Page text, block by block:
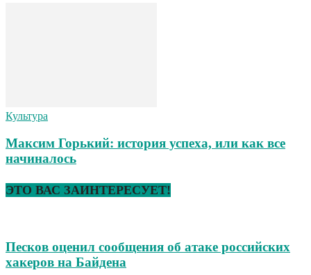
Культура
Максим Горький: история успеха, или как все
начиналось
ЭТО ВАС ЗАИНТЕРЕСУЕТ!
Песков оценил сообщения об атаке российских
хакеров на Байдена